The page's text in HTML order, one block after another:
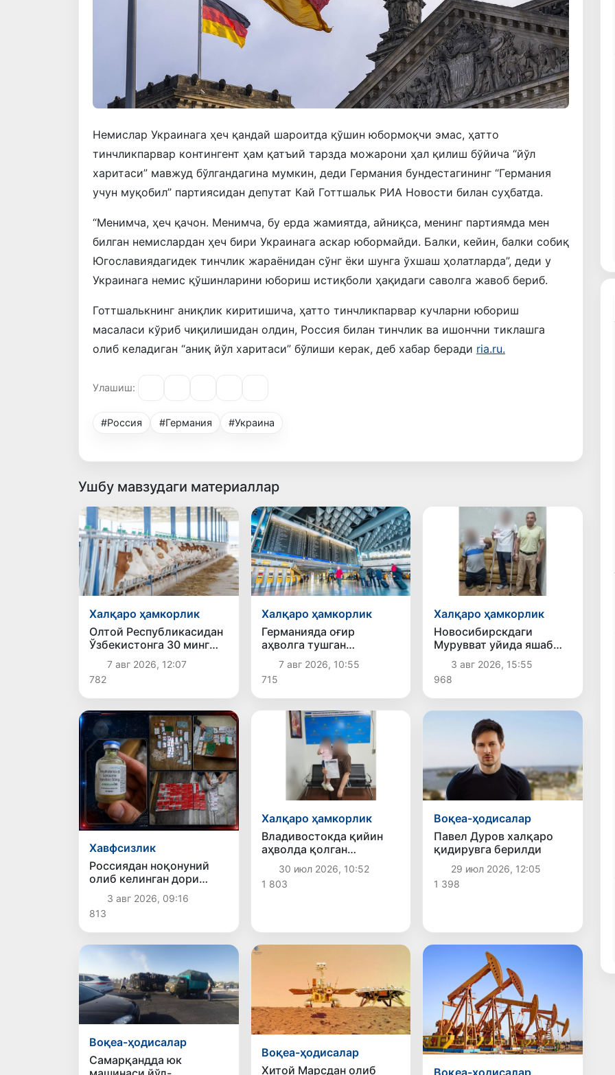
Немислар Украинага ҳеч қандай шароитда қўшин юбормоқчи эмас, ҳатто
тинчликпарвар контингент ҳам қатъий тарзда можарони ҳал қилиш бўйича “йўл
харитаси” мавжуд бўлгандагина мумкин, деди Германия бундестагининг “Германия
учун муқобил” партиясидан депутат Кай Готтшальк РИА Новости билан суҳбатда.
“Менимча, ҳеч қачон. Менимча, бу ерда жамиятда, айниқса, менинг партиямда мен
билган немислардан ҳеч бири Украинага аскар юбормайди. Балки, кейин, балки собиқ
Югославиядагидек тинчлик жараёнидан сўнг ёки шунга ўхшаш ҳолатларда”, деди у
Украинага немис қўшинларини юбориш истиқболи ҳақидаги саволга жавоб бериб.
Готтшалькнинг аниқлик киритишича, ҳатто тинчликпарвар кучларни юбориш
масаласи кўриб чиқилишидан олдин, Россия билан тинчлик ва ишончни тиклашга
олиб келадиган “аниқ йўл харитаси” бўлиши керак, деб хабар беради ria.ru.
Улашиш:
#Россия #Германия #Украина
Ушбу мавзудаги материаллар
Халқаро ҳамкорлик
Олтой Республикасидан
Ўзбекистонга 30 минг
бошга яқин қорамол
етказиб берилди
7 авг 2026, 12:07
782
Халқаро ҳамкорлик
Германияда оғир
аҳволга тушган
ватандош Ўзбекистонга
қайтарилди
7 авг 2026, 10:55
715
Халқаро ҳамкорлик
Новосибирскдаги
Мурувват уйида яшаб
келган икки нафар
Ўзбекистон
фуқаросининг
ҳужжатлари тикланди
3 авг 2026, 15:55
968
Хавфсизлик
Россиядан ноқонуний
олиб келинган дори
воситалари фош этилди
3 авг 2026, 09:16
813
Халқаро ҳамкорлик
Владивостокда қийин
аҳволда қолган
ўзбекистонлик она-бола
Ватанга қайтарилди
30 июл 2026, 10:52
1 803
Воқеа-ҳодисалар
Павел Дуров халқаро
қидирувга берилди
29 июл 2026, 12:05
1 398
Воқеа-ҳодисалар
Самарқандда юк
Воқеа-ҳодисалар
Хитой Марсдан олиб
Воқеа-ҳодисалар